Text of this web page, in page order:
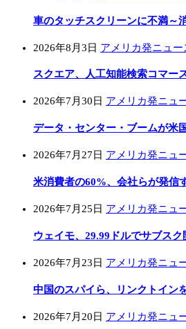
車のタッチスクリーンに不満～
2026年8月3日 アメリカ発ニュー
スクエア、人工知能検索コマー
2026年7月30日 アメリカ発ニュ
データ・センター・ブームが米
2026年7月27日 アメリカ発ニュ
米消費者の60%、会社らが発信
2026年7月25日 アメリカ発ニュ
ウェイモ、29.99ドルでサブス
2026年7月23日 アメリカ発ニュ
中国のスパイら、リンクトイン
2026年7月20日 アメリカ発ニュ